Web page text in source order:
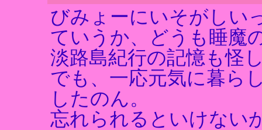
びみょーにいそがしい
ていうか、どうも睡魔
淡路島紀行の記憶も怪
でも、一応元気に暮ら
したのん。
忘れられるといけない